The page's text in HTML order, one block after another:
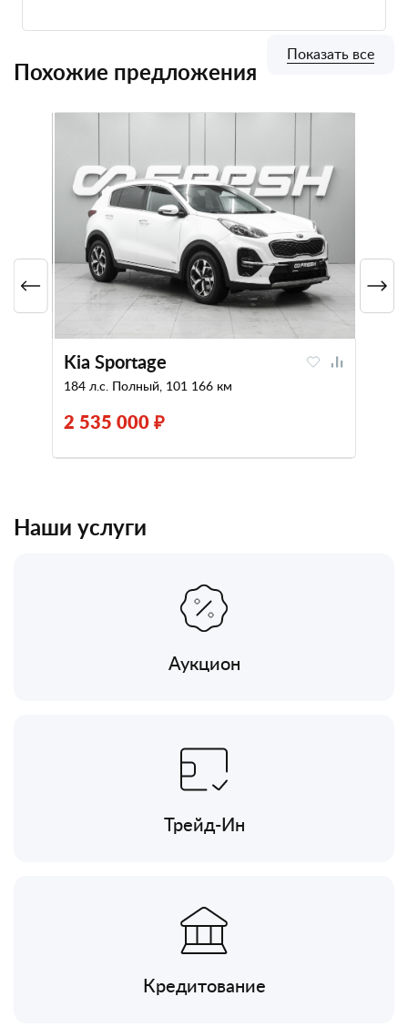
Похожие предложения
Kia Sportage
184 л.с. Полный, 101 166 км
2 535 000 ₽
Показать все
Наши услуги
Аукцион
Трейд-Ин
Кредитование